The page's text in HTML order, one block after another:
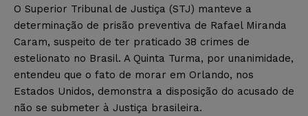
O Superior Tribunal de Justiça (STJ) manteve a
determinação de prisão preventiva de Rafael Miranda
Caram, suspeito de ter praticado 38 crimes de
estelionato no Brasil. A Quinta Turma, por unanimidade,
entendeu que o fato de morar em Orlando, nos
Estados Unidos, demonstra a disposição do acusado de
não se submeter à Justiça brasileira.